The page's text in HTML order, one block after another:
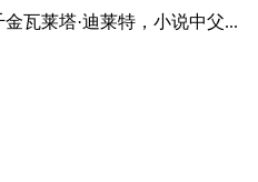
瓦莱塔·迪莱特，小说中父...